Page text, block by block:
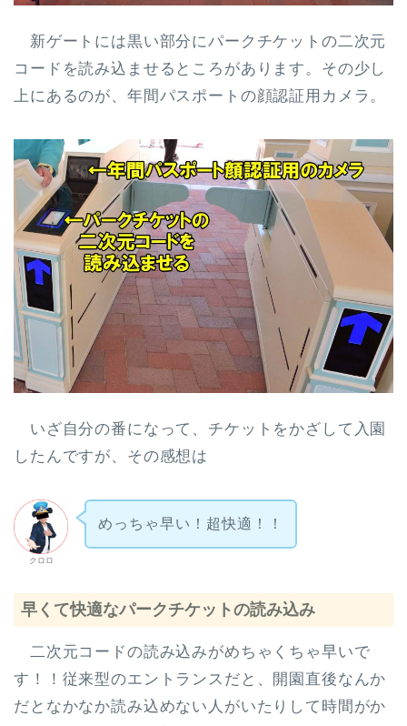
新ゲートには黒い部分にパークチケットの二次元
コードを読み込ませるところがあります。その少し
上にあるのが、年間パスポートの顔認証用カメラ。
いざ自分の番になって、チケットをかざして入園
したんですが、その感想は
クロロ
めっちゃ早い！超快適！！
早くて快適なパークチケットの読み込み
二次元コードの読み込みがめちゃくちゃ早いで
す！！従来型のエントランスだと、開園直後なんか
だとなかなか読み込めない人がいたりして時間がか